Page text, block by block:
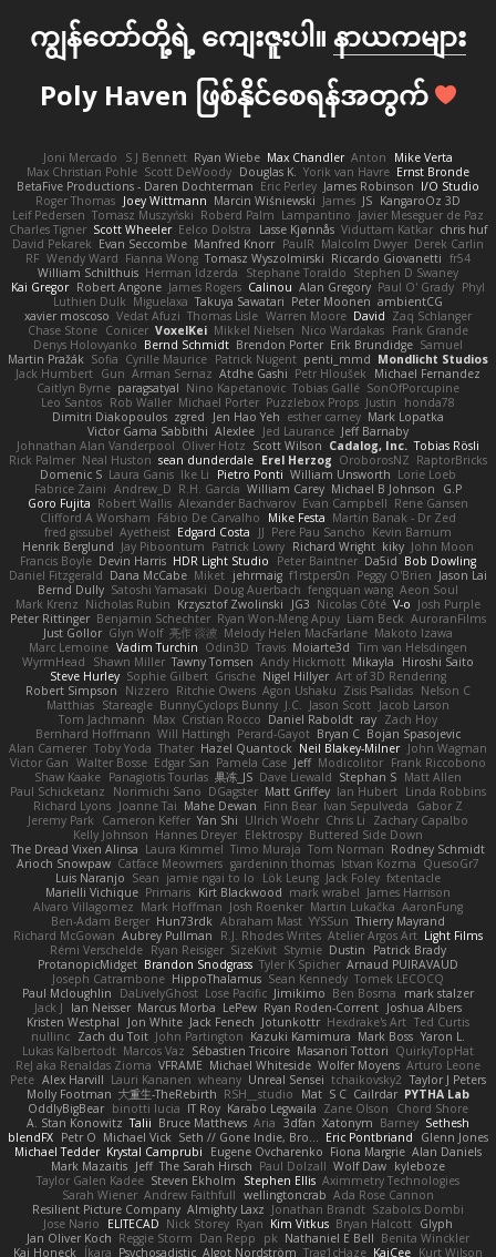
ကျွန်တော်တို့ရဲ့ ကျေးဇူးပါ။ နာယကများ
Poly Haven ဖြစ်နိုင်စေရန်အတွက်
Joni Mercado S J Bennett Ryan Wiebe Max Chandler Anton
Mike Verta
Max Christian Pohle Scott DeWoody Douglas K. Yorik van Havre Ernst Bronde
BetaFive Productions - Daren Dochterman Eric Perley James Robinson I/O Studio
Roger Thomas Joey Wittmann Marcin Wiśniewski James JS KangaroOz 3D
Leif Pedersen Tomasz Muszyński Roberd Palm Lampantino Javier Meseguer de Paz
Charles Tigner Scott Wheeler Eelco Dolstra Lasse Kjønnås Viduttam Katkar chris huf
David Pekarek Evan Seccombe Manfred Knorr PaulR Malcolm Dwyer Derek Carlin
RF Wendy Ward Fianna Wong Tomasz Wyszolmirski Riccardo Giovanetti fr54
William Schilthuis Herman Idzerda Stephane Toraldo Stephen D Swaney
Kai Gregor Robert Angone James Rogers Calinou Alan Gregory Paul O' Grady Phyl
Luthien Dulk Miguelaxa Takuya Sawatari Peter Moonen ambientCG
xavier moscoso Vedat Afuzi Thomas Lisle Warren Moore David Zaq Schlanger
Chase Stone Conicer VoxelKei Mikkel Nielsen Nico Wardakas Frank Grande
Denys Holovyanko Bernd Schmidt Brendon Porter Erik Brundidge Samuel
Martin Pražák Sofia Cyrille Maurice Patrick Nugent penti_mmd Mondlicht Studios
Jack Humbert Gun Arman Sernaz Atdhe Gashi Petr Hloušek
Michael Fernandez
Caitlyn Byrne paragsatyal Nino Kapetanovic Tobias Gallé SonOfPorcupine
Leo Santos Rob Waller Michael Porter Puzzlebox Props Justin
honda78
Dimitri Diakopoulos zgred Jen Hao Yeh esther carney Mark Lopatka
Victor Gama Sabbithi Alexlee Jed Laurance Jeff Barnaby
Johnathan Alan Vanderpool Oliver Hotz Scott Wilson Cadalog, Inc. Tobias Rösli
Rick Palmer Neal Huston sean dunderdale Erel Herzog OroborosNZ RaptorBricks
Domenic S Laura Ganis Ike Li Pietro Ponti William Unsworth Lorie Loeb
Fabrice Zaini Andrew_D R.H. García William Carey Michael B Johnson
G.P
Goro Fujita Robert Wallis Alexander Bachvarov Evan Campbell Rene Gansen
Clifford A Worsham Fábio De Carvalho Mike Festa Martin Banak - Dr Zed
fred gissubel Ayetheist Edgard Costa JJ Pere Pau Sancho Kevin Barnum
Henrik Berglund Jay Piboontum Patrick Lowry Richard Wright kiky John Moon
Francis Boyle Devin Harris HDR Light Studio Peter Baintner Da5id Bob Dowling
Daniel Fitzgerald Dana McCabe Miket jehrmaig f1rstpers0n Peggy O'Brien Jason Lai
Bernd Dully Satoshi Yamasaki Doug Auerbach fengquan wang Aeon Soul
Mark Krenz Nicholas Rubin Krzysztof Zwolinski JG3 Nicolas Côté V-o Josh Purple
Peter Rittinger Benjamin Schechter Ryan Won-Meng Apuy Liam Beck AuroranFilms
Just Gollor Glyn Wolf 亮作 淡波 Melody Helen MacFarlane Makoto Izawa
Marc Lemoine Vadim Turchin Odin3D Travis Moiarte3d Tim van Helsdingen
WyrmHead
Shawn Miller Tawny Tomsen Andy Hickmott Mikayla
Hiroshi Saito
Steve Hurley Sophie Gilbert Grische Nigel Hillyer Art of 3D Rendering
Robert Simpson
Nizzero Ritchie Owens Agon Ushaku Zisis Psalidas Nelson C
Matthias Stareagle BunnyCyclops Bunny J.C. Jason Scott Jacob Larson
Tom Jachmann
Max Cristian Rocco Daniel Raboldt ray Zach Hoy
Bernhard Hoffmann Will Hattingh Perard-Gayot Bryan C Bojan Spasojevic
Alan Camerer Toby Yoda Thater Hazel Quantock Neil Blakey-Milner John Wagman
Victor Gan Walter Bosse Edgar San Pamela Case Jeff Modicolitor Frank Riccobono
Shaw Kaake Panagiotis Tourlas 果冻_JS Dave Liewald Stephan S Matt Allen
Paul Schicketanz
Norimichi Sano DGagster Matt Griffey Ian Hubert Linda Robbins
Richard Lyons Joanne Tai Mahe Dewan Finn Bear Ivan Sepulveda
Gabor Z
Jeremy Park
Cameron Keffer Yan Shi Ulrich Woehr Chris Li
Zachary Capalbo
Kelly Johnson Hannes Dreyer Elektrospy Buttered Side Down
The Dread Vixen Alinsa Laura Kimmel Timo Muraja Tom Norman Rodney Schmidt
Arioch Snowpaw Catface Meowmers gardeninn thomas Istvan Kozma QuesoGr7
Luis Naranjo Sean jamie ngai to lo Lök Leung Jack Foley fxtentacle
Marielli Vichique Primaris Kirt Blackwood mark wrabel James Harrison
Alvaro Villagomez Mark Hoffman Josh Roenker Martin Lukačka AaronFung
Ben-Adam Berger Hun73rdk Abraham Mast YYSSun Thierry Mayrand
Richard McGowan Aubrey Pullman R.J. Rhodes Writes Atelier Argos Art Light Films
Rémi Verschelde Ryan Reisiger SizeKivit Stymie Dustin
Patrick Brady
ProtanopicMidget Brandon Snodgrass Tyler K Spicher Arnaud PUIRAVAUD
Joseph Catrambone HippoThalamus Sean Kennedy Tomek LECOCQ
Paul Mcloughlin
DaLivelyGhost Lose Pacific Jimikimo Ben Bosma
mark stalzer
Jack J
Ian Neisser Marcus Morba LePew Ryan Roden-Corrent Joshua Albers
Kristen Westphal
Jon White Jack Fenech Jotunkottr Hexdrake's Art Ted Curtis
nullinc Zach du Toit John Partington Kazuki Kamimura Mark Boss Yaron L.
Lukas Kalbertodt Marcos Vaz Sébastien Tricoire Masanori Tottori QuirkyTopHat
ReJ aka Renaldas Zioma VFRAME Michael Whiteside Wolfer Moyens Arturo Leone
Pete Alex Harvill Lauri Kananen wheany Unreal Sensei tchaikovsky2 Taylor J Peters
Molly Footman 大重生-TheRebirth RSH__studio Mat S C Cailrdar PYTHA Lab
OddlyBigBear binotti lucia IT Roy Karabo Legwaila Zane Olson
Chord Shore
A. Stan Konowitz Talii Bruce Matthews Aria 3dfan Xatonym Barney Sethesh
blendFX Petr O Michael Vick Seth // Gone Indie, Bro... Eric Pontbriand
Glenn Jones
Michael Tedder Krystal Camprubi Eugene Ovcharenko Fiona Margrie Alan Daniels
Mark Mazaitis Jeff The Sarah Hirsch Paul Dolzall Wolf Daw kyleboze
Taylor Galen Kadee Steven Ekholm Stephen Ellis Aximmetry Technologies
Sarah Wiener Andrew Faithfull wellingtoncrab Ada Rose Cannon
Resilient Picture Company Almighty Laxz Jonathan Brandt Szabolcs Dombi
Jose Nario
ELITECAD Nick Storey Ryan Kim Vitkus Bryan Halcott Glyph
Jan Oliver Koch Reggie Storm Dan Repp pk Nathaniel E Bell Benita Winckler
Kai Honeck Íkara Psychosadistic Algot Nordström Trag1cHaze KaiCee Kurt Wilson